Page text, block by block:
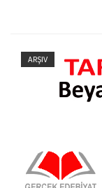
ARŞIV